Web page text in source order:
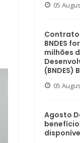
05
BNDES
milhões
(BNDES)
05
Agosto